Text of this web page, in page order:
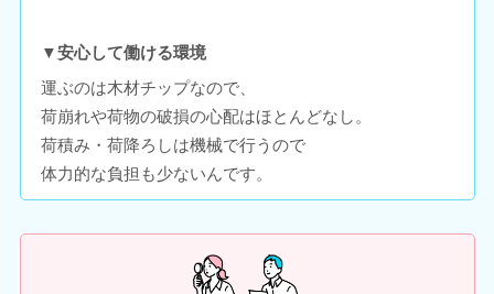
▼安心して働ける環境
運ぶのは木材チップなので、
荷崩れや荷物の破損の心配はほとんどなし。
荷積み・荷降ろしは機械で行うので
体力的な負担も少ないんです。